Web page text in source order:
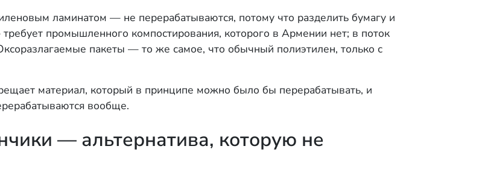
ламинатом — не перерабатываются, потому что разделить бумагу и
промышленного компостирования, которого в Армении нет; в поток
пакеты — то же самое, что обычный полиэтилен, только с
материал, который в принципе можно было бы перерабатывать, и
вообще.
— альтернатива, которую не